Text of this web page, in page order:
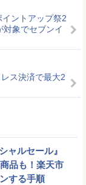
ントアップ祭2
象でセブンイ
ス決済で最大2
ャルセール』
品も！楽天市
する手順